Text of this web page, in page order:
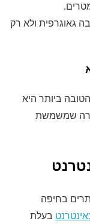
גאוגרפית ולא רק
ביותר היא
שמשמשת
בחיפה
בעלת